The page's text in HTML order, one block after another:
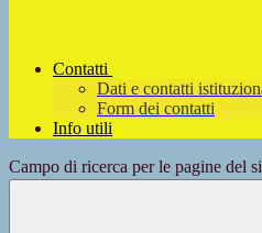
Contatti
Dati e contatti
Form dei contatti
Info utili
Campo di ricerca per le pagine del